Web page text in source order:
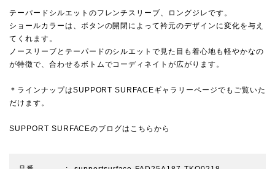
テーパードシルエットのフレンチスリーブ、ロングジレです。
ショールカラーは、ボタンの開閉によって衿元のデザインに変化を与え
てくれます。
ノースリーブとテーパードのシルエットで見た目も着心地も軽やかなの
が特徴で、合わせるボトムでコーディネイトが広がります。
＊ラインナップはSUPPORT SURFACEギャラリーページでもご覧いた
だけます。
SUPPORT SURFACEのブログは こちらから